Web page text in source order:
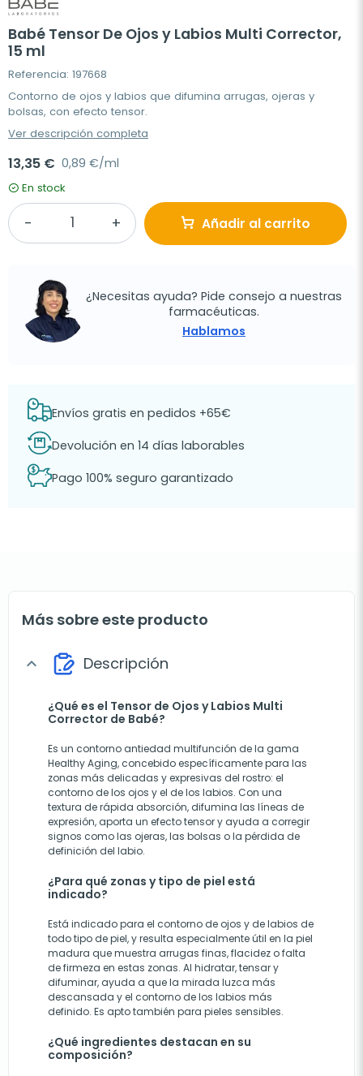
Babé Tensor De Ojos y Labios Multi Corrector,
15 ml
Referencia: 197668
Contorno de ojos y labios que difumina arrugas, ojeras y
bolsas, con efecto tensor.
Ver descripción completa
13,35 € 0,89 €/ml
En stock
Añadir al carrito
¿Necesitas ayuda? Pide consejo a nuestras
farmacéuticas.
Hablamos
Envíos gratis en pedidos +65€
Devolución en 14 días laborables
Pago 100% seguro garantizado
Más sobre este producto
expand_more Descripción
¿Qué es el Tensor de Ojos y Labios Multi
Corrector de Babé?
Es un contorno antiedad multifunción de la gama
Healthy Aging, concebido específicamente para las
zonas más delicadas y expresivas del rostro: el
contorno de los ojos y el de los labios. Con una
textura de rápida absorción, difumina las líneas de
expresión, aporta un efecto tensor y ayuda a corregir
signos como las ojeras, las bolsas o la pérdida de
definición del labio.
¿Para qué zonas y tipo de piel está
indicado?
Está indicado para el contorno de ojos y de labios de
todo tipo de piel, y resulta especialmente útil en la piel
madura que muestra arrugas finas, flacidez o falta
de firmeza en estas zonas. Al hidratar, tensar y
difuminar, ayuda a que la mirada luzca más
descansada y el contorno de los labios más
definido. Es apto también para pieles sensibles.
¿Qué ingredientes destacan en su
composición?